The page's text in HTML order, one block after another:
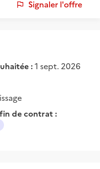
Signaler l'offre
:1 sept. 2026
de contrat :